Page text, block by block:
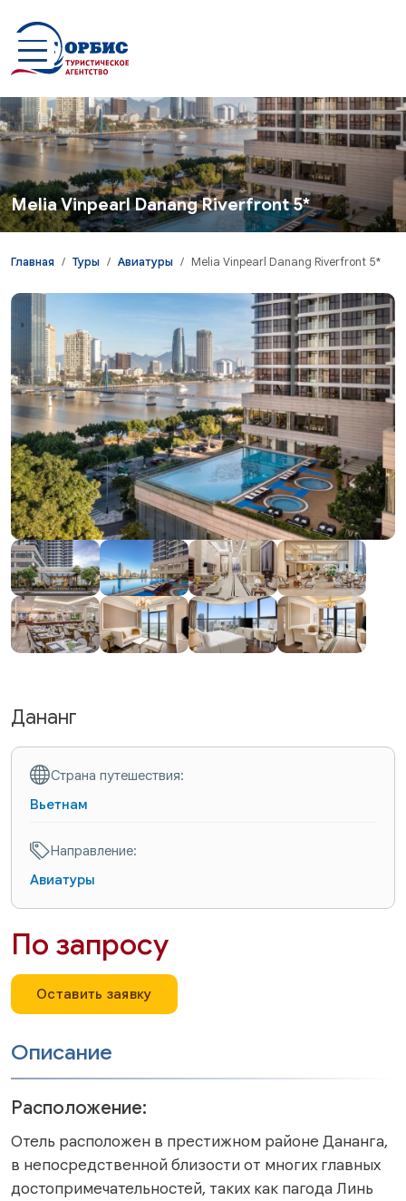
Melia Vinpearl Danang Riverfront 5*
Главная Туры Авиатуры Melia Vinpearl Danang Riverfront 5*
Дананг
Страна путешествия:
Вьетнам
Направление:
Авиатуры
По запросу
Оставить заявку
Описание
Расположение:
Отель расположен в престижном районе Дананга,
в непосредственной близости от многих главных
достопримечательностей, таких как пагода Линь